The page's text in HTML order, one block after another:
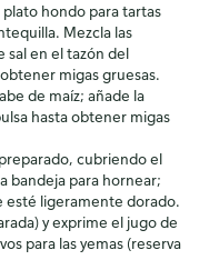
plato hondo para tartas
Mezcla las
sal en el tazón del
migas gruesas.
de maíz; añade la
hasta obtener migas
cubriendo el
bandeja para hornear;
esté ligeramente dorado.
y exprime el jugo de
para las yemas (reserva